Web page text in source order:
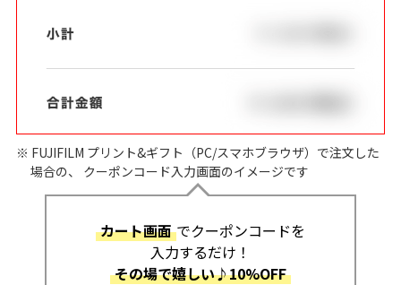
※ FUJIFILM プリント&ギフト（PC/スマホブラウザ）で注文した
場合の、
クーポンコード入力画面のイメージです
カート画面 でクーポンコードを
入力するだけ！
その場で嬉しい♪10%OFF